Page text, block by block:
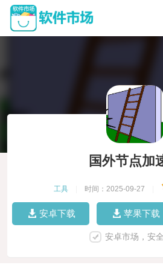
国外节点加
工具 时间：2025-09-27
安卓下载 苹果下载
安卓市场，安